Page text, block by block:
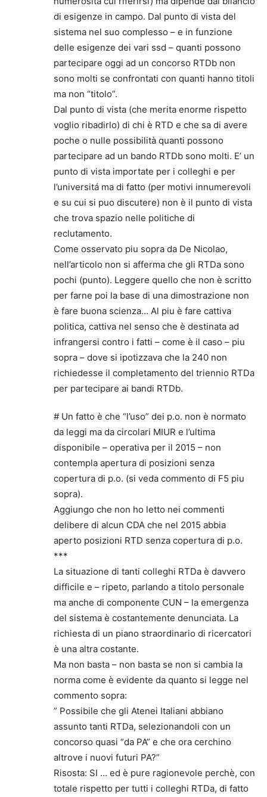
di esigenze in campo. Dal punto di vista del
sistema nel suo complesso – e in funzione
delle esigenze dei vari ssd – quanti possono
partecipare oggi ad un concorso RTDb non
sono molti se confrontati con quanti hanno titoli
ma non “titolo”.
Dal punto di vista (che merita enorme rispetto
voglio ribadirlo) di chi è RTD e che sa di avere
poche o nulle possibilità quanti possono
partecipare ad un bando RTDb sono molti. E’ un
punto di vista importate per i colleghi e per
l’universitá ma di fatto (per motivi innumerevoli
e su cui si puo discutere) non è il punto di vista
che trova spazio nelle politiche di
reclutamento.
Come osservato piu sopra da De Nicolao,
nell’articolo non si afferma che gli RTDa sono
pochi (punto). Leggere quello che non è scritto
per farne poi la base di una dimostrazione non
è fare buona scienza… Al piu è fare cattiva
politica, cattiva nel senso che è destinata ad
infrangersi contro i fatti – come è il caso – piu
sopra – dove si ipotizzava che la 240 non
richiedesse il completamento del triennio RTDa
per partecipare ai bandi RTDb.
# Un fatto è che “l’uso” dei p.o. non è normato
da leggi ma da circolari MIUR e l’ultima
disponibile – operativa per il 2015 – non
contempla apertura di posizioni senza
copertura di p.o. (si veda commento di F5 piu
sopra).
Aggiungo che non ho letto nei commenti
delibere di alcun CDA che nel 2015 abbia
aperto posizioni RTD senza copertura di p.o.
***
La situazione di tanti colleghi RTDa è davvero
difficile e – ripeto, parlando a titolo personale
ma anche di componente CUN – la emergenza
del sistema è costantemente denunciata. La
richiesta di un piano straordinario di ricercatori
è una altra costante.
Ma non basta – non basta se non si cambia la
norma come è evidente da quanto si legge nel
commento sopra:
” Possibile che gli Atenei Italiani abbiano
assunto tanti RTDa, selezionandoli con un
concorso quasi “da PA” e che ora cerchino
altrove i nuovi futuri PA?”
Risosta: SI … ed è pure ragionevole perchè, con
totale rispetto per tutti i colleghi RTDa, di fatto